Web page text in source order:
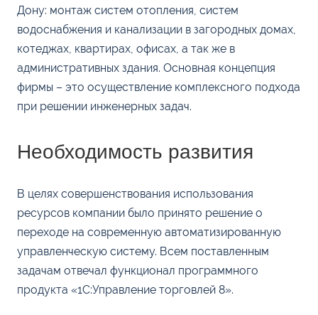
Дону: монтаж систем отопления, систем
водоснабжения и канализации в загородных домах,
котеджах, квартирах, офисах, а так же в
административных здания. Основная концепция
фирмы – это осуществление комплексного подхода
при решении инженерных задач.
Необходимость развития
В целях совершенствования использования
ресурсов компании было принято решение о
переходе на современную автоматизированную
управленческую систему. Всем поставленным
задачам отвечал функционал программного
продукта «1С:Управление торговлей 8».